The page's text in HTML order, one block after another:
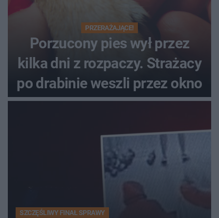
PRZERAŻAJĄCE!
Porzucony pies wył przez
kilka dni z rozpaczy. Strażacy
po drabinie weszli przez okno
SZCZĘŚLIWY FINAŁ SPRAWY